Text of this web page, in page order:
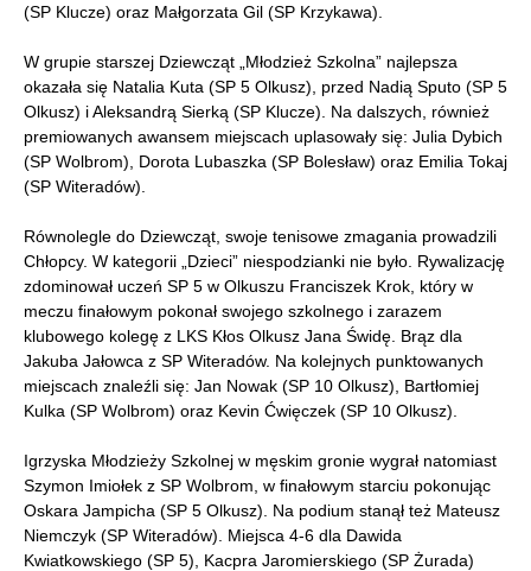
(SP Klucze) oraz Małgorzata Gil (SP Krzykawa).
W grupie starszej Dziewcząt „Młodzież Szkolna” najlepsza
okazała się Natalia Kuta (SP 5 Olkusz), przed Nadią Sputo (SP 5
Olkusz) i Aleksandrą Sierką (SP Klucze). Na dalszych, również
premiowanych awansem miejscach uplasowały się: Julia Dybich
(SP Wolbrom), Dorota Lubaszka (SP Bolesław) oraz Emilia Tokaj
(SP Witeradów).
Równolegle do Dziewcząt, swoje tenisowe zmagania prowadzili
Chłopcy. W kategorii „Dzieci” niespodzianki nie było. Rywalizację
zdominował uczeń SP 5 w Olkuszu Franciszek Krok, który w
meczu finałowym pokonał swojego szkolnego i zarazem
klubowego kolegę z LKS Kłos Olkusz Jana Świdę. Brąz dla
Jakuba Jałowca z SP Witeradów. Na kolejnych punktowanych
miejscach znaleźli się: Jan Nowak (SP 10 Olkusz), Bartłomiej
Kulka (SP Wolbrom) oraz Kevin Ćwięczek (SP 10 Olkusz).
Igrzyska Młodzieży Szkolnej w męskim gronie wygrał natomiast
Szymon Imiołek z SP Wolbrom, w finałowym starciu pokonując
Oskara Jampicha (SP 5 Olkusz). Na podium stanął też Mateusz
Niemczyk (SP Witeradów). Miejsca 4-6 dla Dawida
Kwiatkowskiego (SP 5), Kacpra Jaromierskiego (SP Żurada)